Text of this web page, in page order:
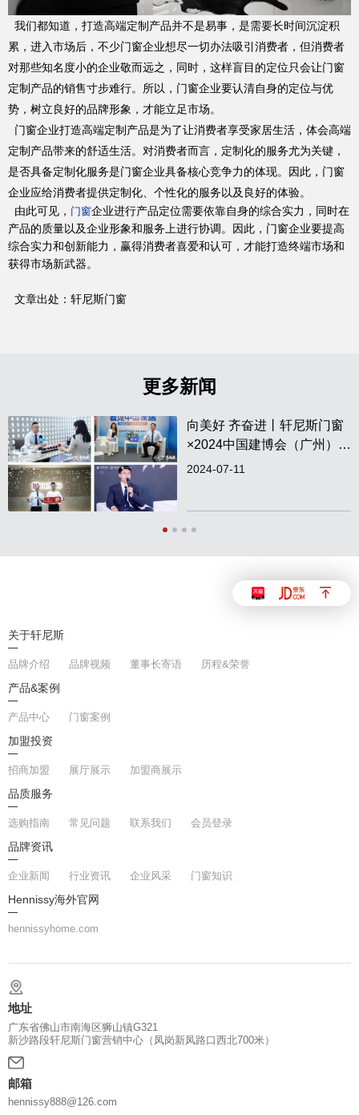
品牌资讯
Hennissy海外官网
我们都知道，打造高端定制产品并不是易事，是需要长时间沉淀积
累，进入市场后，不少门窗企业想尽一切办法吸引消费者，但消费者
对那些知名度小的企业敬而远之，同时，这样盲目的定位只会让门窗
定制产品的销售寸步难行。所以，门窗企业要认清自身的定位与优
势，树立良好的品牌形象，才能立足市场。
门窗企业打造高端定制产品是为了让消费者享受家居生活，体会高端
定制产品带来的舒适生活。对消费者而言，定制化的服务尤为关键，
是否具备定制化服务是门窗企业具备核心竞争力的体现。因此，门窗
企业应给消费者提供定制化、个性化的服务以及良好的体验。
由此可见， 门窗企业进行产品定位需要依靠自身的综合实力，同时在
产品的质量以及企业形象和服务上进行协调。因此，门窗企业要提高
综合实力和创新能力，赢得消费者喜爱和认可，才能打造终端市场和
获得市场新武器。
文章出处：轩尼斯门窗
更多新闻
向美好 齐奋进丨轩尼斯门窗
×2024中国建博会（广州）圆
满收官！
2024-07-11
关于轩尼斯
品牌介绍 品牌视频 董事长寄语
历程&荣誉
产品&案例
产品中心
门窗案例
加盟投资
招商加盟 展厅展示
加盟商展示
品质服务
选购指南 常见问题 联系我们
会员登录
品牌资讯
企业新闻 行业资讯 企业风采
门窗知识
Hennissy海外官网
hennissyhome.com
地址
广东省佛山市南海区狮山镇G321
新沙路段轩尼斯门窗营销中心（凤岗新凤路口西北700米）
邮箱
hennissy888@126.com